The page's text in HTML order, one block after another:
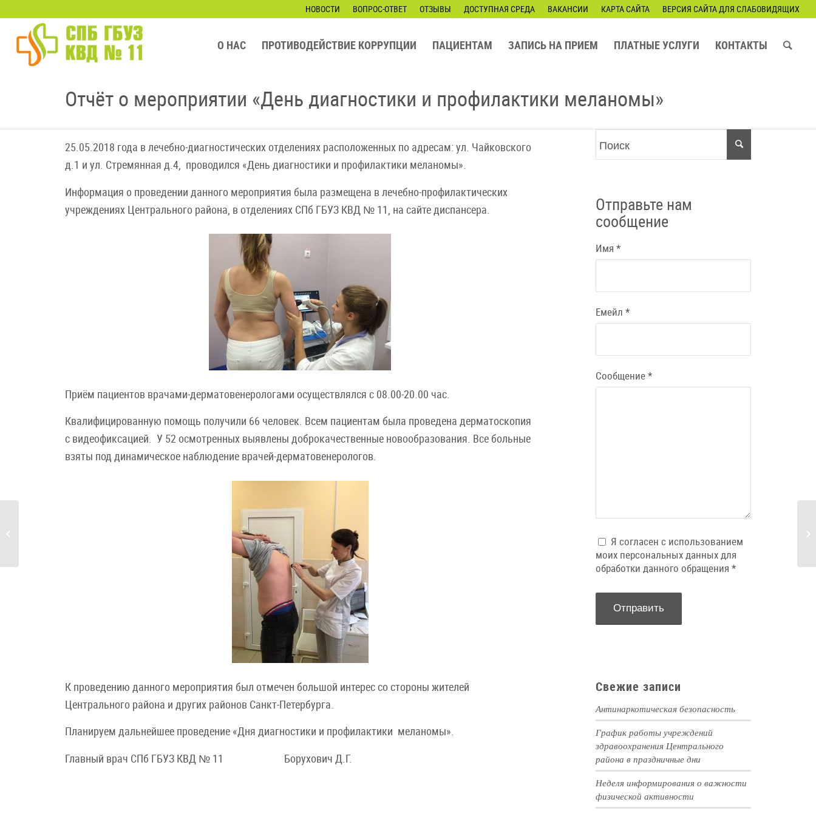
НОВОСТИ ВОПРОС-ОТВЕТ ОТЗЫВЫ ДОСТУПНАЯ СРЕДА ВАКАНСИИ КАРТА САЙТА ВЕРСИЯ САЙТА ДЛЯ СЛАБОВИДЯЩИХ
О НАС ПРОТИВОДЕЙСТВИЕ КОРРУПЦИИ ПАЦИЕНТАМ ЗАПИСЬ НА ПРИЕМ ПЛАТНЫЕ УСЛУГИ КОНТАКТЫ
Отчёт о мероприятии «День диагностики и профилактики меланомы»
25.05.2018 года в лечебно-диагностических отделениях расположенных по адресам: ул. Чайковского
д.1 и ул. Стремянная д.4, проводился «День диагностики и профилактики меланомы».
Информация о проведении данного мероприятия была размещена в лечебно-профилактических
учреждениях Центрального района, в отделениях СПб ГБУЗ КВД № 11, на сайте диспансера.
Приём пациентов врачами-дерматовенерологами осуществлялся с 08.00-20.00 час.
Квалифицированную помощь получили 66 человек. Всем пациентам была проведена дерматоскопия
с видеофиксацией. У 52 осмотренных выявлены доброкачественные новообразования. Все больные
взяты под динамическое наблюдение врачей-дерматовенерологов.
К проведению данного мероприятия был отмечен большой интерес со стороны жителей
Центрального района и других районов Санкт-Петербурга.
Планируем дальнейшее проведение «Дня диагностики и профилактики меланомы».
Главный врач СПб ГБУЗ КВД № 11 Борухович Д.Г.
Отправьте нам
сообщение
Имя *
Емейл *
Сообщение*
Я согласен с использованием
моих персональных данных для
обработки данного обращения *
Свежие записи
Антинаркотическая безопасность
График работы учреждений
здравоохранения Центрального
района в праздничные дни
Неделя информирования о важности
физической активности